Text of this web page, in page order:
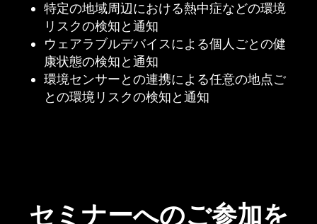
特定の地域周辺における熱中症などの環境
リスクの検知と通知
ウェアラブルデバイスによる個人ごとの健
康状態の検知と通知
環境センサーとの連携による任意の地点ご
との環境リスクの検知と通知
セミナーへのご参加を